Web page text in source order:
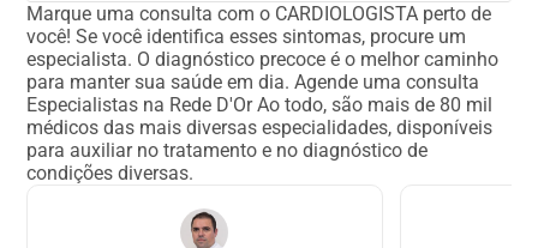
Marque uma consulta com o CARDIOLOGISTA perto de
você!Se você identifica esses sintomas, procure um
especialista. O diagnóstico precoce é o melhor caminho
para manter sua saúde em dia.Agende uma consulta
Especialistas na Rede D'OrAo todo, são mais de 80 mil
médicos das mais diversas especialidades, disponíveis
para auxiliar no tratamento e no diagnóstico de
condições diversas.